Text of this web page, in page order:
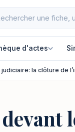
d'actes
la clôture de